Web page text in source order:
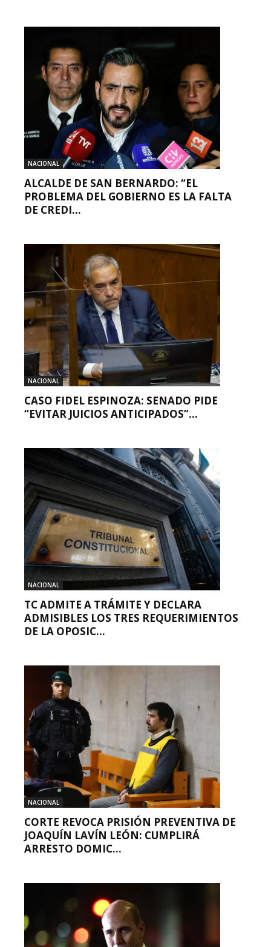
NACIONAL
ALCALDE DE SAN BERNARDO: “EL
PROBLEMA DEL GOBIERNO ES LA FALTA
DE CREDI...
NACIONAL
CASO FIDEL ESPINOZA: SENADO PIDE
“EVITAR JUICIOS ANTICIPADOS”...
NACIONAL
TC ADMITE A TRÁMITE Y DECLARA
ADMISIBLES LOS TRES REQUERIMIENTOS
DE LA OPOSIC...
NACIONAL
CORTE REVOCA PRISIÓN PREVENTIVA DE
JOAQUÍN LAVÍN LEÓN: CUMPLIRÁ
ARRESTO DOMIC...